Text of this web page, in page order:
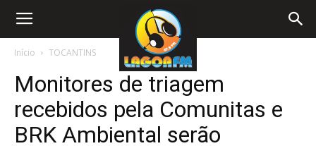
Início TOCANTINS
Monitores de triagem
recebidos pela Comunitas e
BRK Ambiental serão